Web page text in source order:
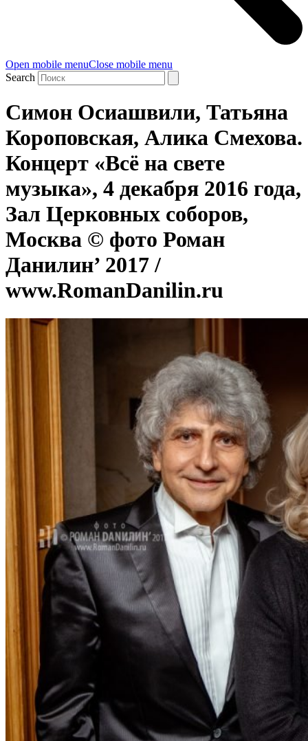
Open mobile menuClose mobile menu
Search
Симон Осиашвили, Татьяна
Короповская, Алика Смехова.
Концерт «Всё на свете
музыка», 4 декабря 2016 года,
Зал Церковных соборов,
Москва © фото Роман
Данилин’ 2017 /
www.RomanDanilin.ru